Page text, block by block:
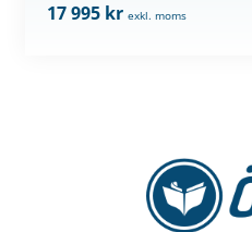
17 995 kr exkl. moms